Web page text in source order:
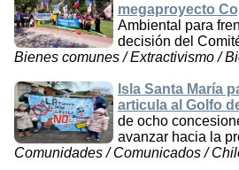
megaproyecto
Ambiental para
decisión del
Bienes comunes / Extractivismo /
Isla Santa María
articula al Golfo
de ocho
avanzar hacia la
Comunidades / Comunicados /